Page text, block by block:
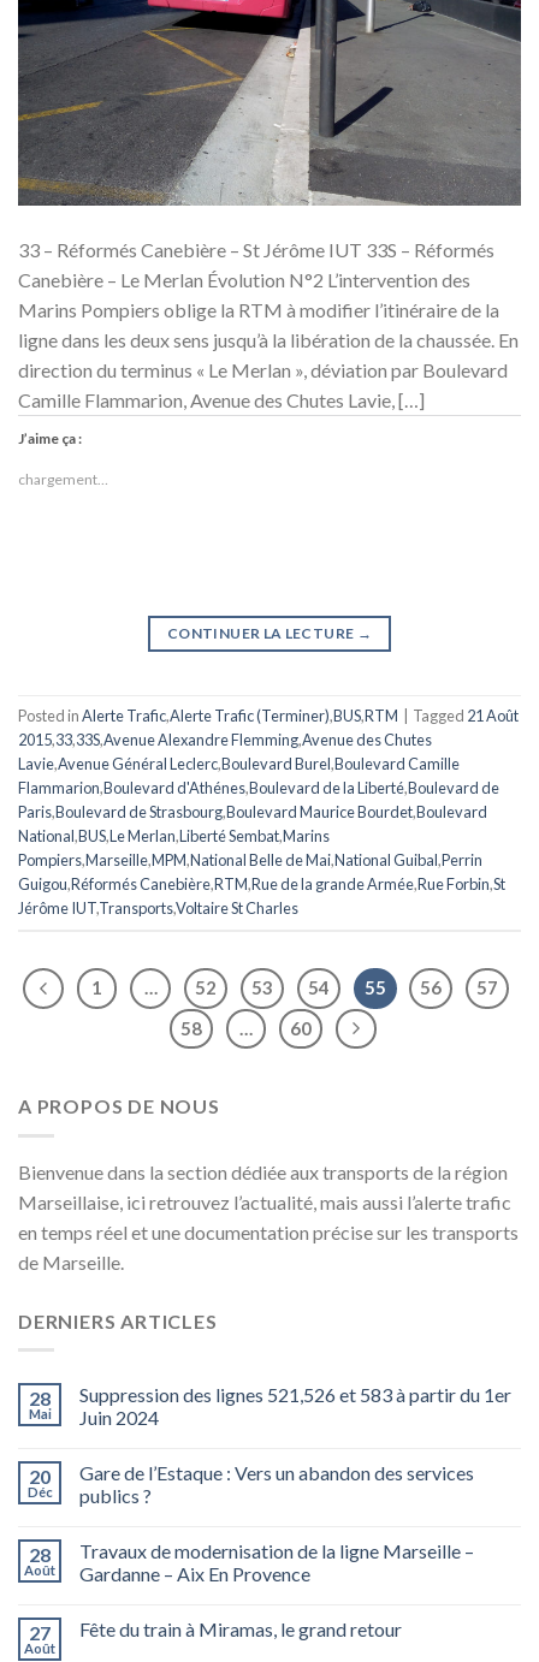
33 – Réformés Canebière – St Jérôme IUT 33S – Réformés
Canebière – Le Merlan Évolution N°2 L’intervention des
Marins Pompiers oblige la RTM à modifier l’itinéraire de la
ligne dans les deux sens jusqu’à la libération de la chaussée. En
direction du terminus « Le Merlan », déviation par Boulevard
Camille Flammarion, Avenue des Chutes Lavie, […]
J’aime ça :
chargement…
CONTINUER LA LECTURE →
Posted inAlerte Trafic,Alerte Trafic (Terminer),BUS,RTM Tagged 21 Août
2015,33,33S,Avenue Alexandre Flemming,Avenue des Chutes
Lavie,Avenue Général Leclerc,Boulevard Burel,Boulevard Camille
Flammarion,Boulevard d'Athénes,Boulevard de la Liberté,Boulevard de
Paris,Boulevard de Strasbourg,Boulevard Maurice Bourdet,Boulevard
National,BUS,Le Merlan,Liberté Sembat,Marins
Pompiers,Marseille,MPM,National Belle de Mai,National Guibal,Perrin
Guigou,Réformés Canebière,RTM,Rue de la grande Armée,Rue Forbin,St
Jérôme IUT,Transports,Voltaire St Charles
1 … 52 53 54 55 56
57
58
60
A PROPOS DE NOUS
Bienvenue dans la section dédiée aux transports de la région
Marseillaise, ici retrouvez l’actualité, mais aussi l’alerte trafic
en temps réel et une documentation précise sur les transports
de Marseille.
DERNIERS ARTICLES
28
Mai
Suppression des lignes 521,526 et 583 à partir du 1er
Juin 2024
20
Déc
Gare de l’Estaque : Vers un abandon des services
publics ?
28
Août
Travaux de modernisation de la ligne Marseille –
Gardanne – Aix En Provence
27
Août
Fête du train à Miramas, le grand retour